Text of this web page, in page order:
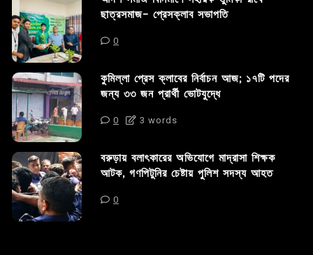
ছাত্রসমাজ- প্রেসক্লাব সভাপতি
0
কুমিল্লা প্রেস ক্লাবের নির্বাচন আজ; ১৭টি পদের
জন্য ৩৩ জন প্রার্থী ভোটযুদ্ধে
0 3 words
বরুড়ায় বলাৎকারের অভিযোগে মাদ্রাসা শিক্ষক
আটক, গণপিটুনির চেষ্টায় পুলিশ সদস্য আহত
0